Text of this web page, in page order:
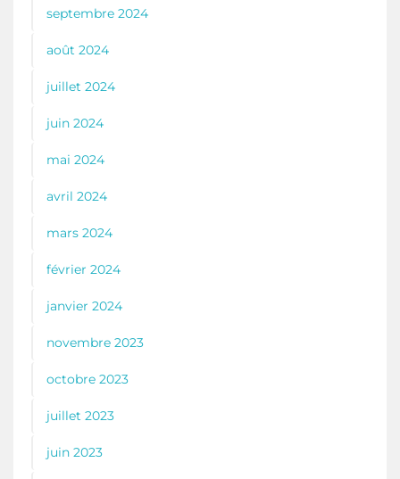
septembre 2024
août 2024
juillet 2024
juin 2024
mai 2024
avril 2024
mars 2024
février 2024
janvier 2024
novembre 2023
octobre 2023
juillet 2023
juin 2023